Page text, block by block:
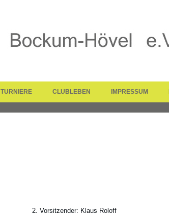
TURNIERE CLUBLEBEN IMPRESSUM
2. Vorsitzender: Klaus Roloff